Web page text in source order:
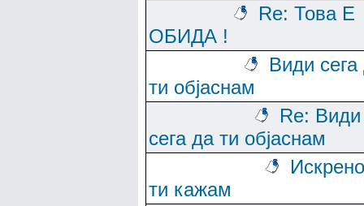
Re: Това Е
ОБИДА !
Види сега
ти објаснам
Re: Види
сега да ти објаснам
ти кажам